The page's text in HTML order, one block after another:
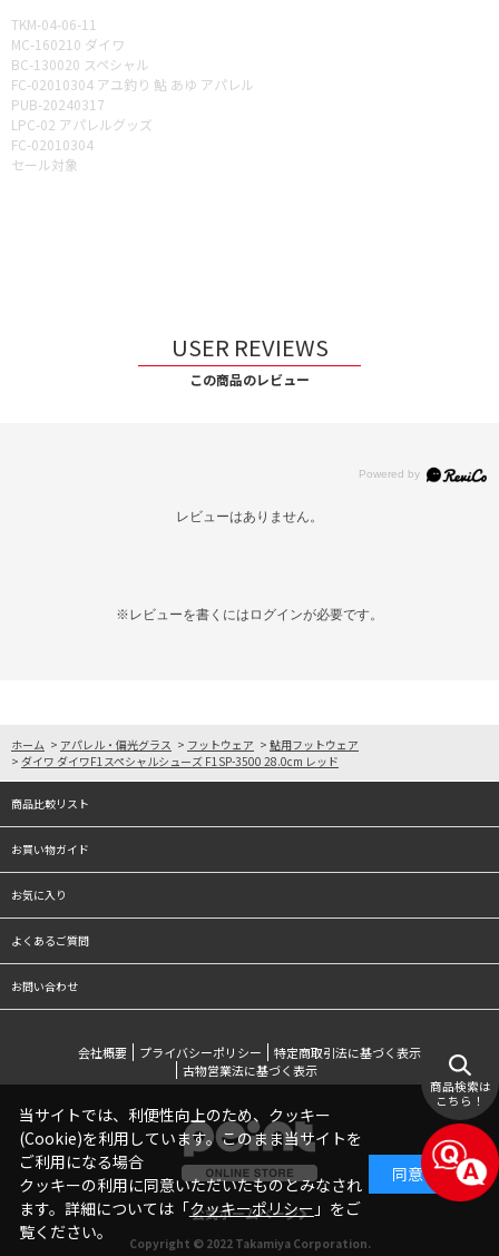
TKM-04-06-11
MC-160210 ダイワ
BC-130020 スペシャル
FC-02010304 アユ釣り 鮎 あゆ アパレル
PUB-20240317
LPC-02 アパレルグッズ
FC-02010304
セール対象
USER REVIEWS
この商品のレビュー
レビューはありません。
※レビューを書くには ログインが必要です。
ホーム > アパレル・偏光グラス > フットウェア > 鮎用フットウェア
> ダイワ ダイワF1スペシャルシューズ F1SP-3500 28.0cm レッド
商品比較リスト
お買い物ガイド
お気に入り
よくあるご質問
お問い合わせ
会社概要 プライバシーポリシー
特定商取引法に基づく表示
古物営業法に基づく表示
公式ホームページ
Copyright © 2022 Takamiya Corporation.
商品検索は
こちら！
当サイトでは、利便性向上のため、クッキー
(Cookie)を利用しています。このまま当サイトを
ご利用になる場合
クッキーの利用に同意いただいたものとみなされ
ます。詳細については「クッキーポリシー 」をご
覧ください。
同意する